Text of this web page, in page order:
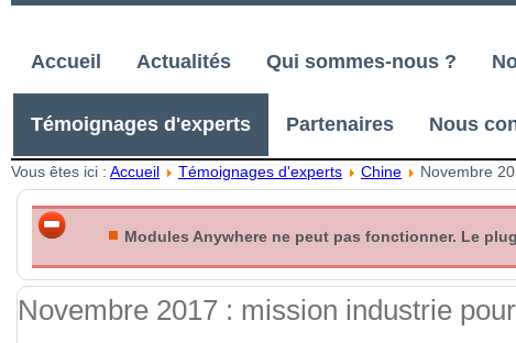
Accueil Actualités Qui sommes-nous ?
Témoignages d'experts Partenaires Nous
Vous êtes ici : Accueil Témoignages d'experts Chine Novembre
Modules Anywhere ne peut pas fonctionner. Le
Novembre 2017 : mission industrie